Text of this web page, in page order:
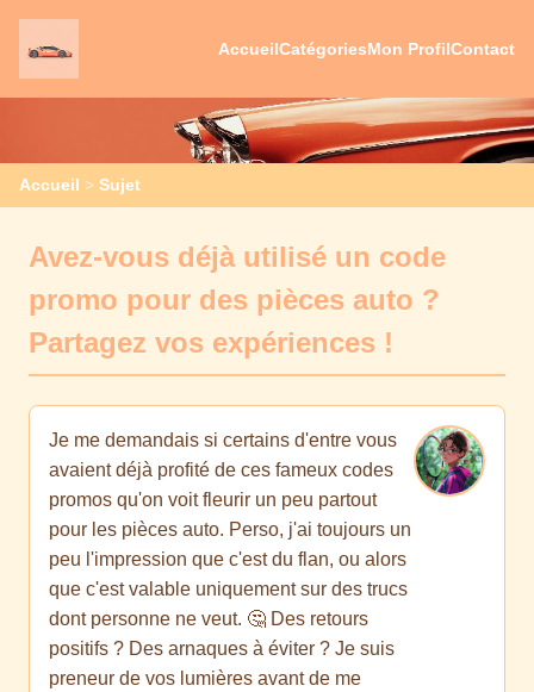
AccueilCatégoriesMon ProfilContact
Accueil > Sujet
Avez-vous déjà utilisé un code
promo pour des pièces auto ?
Partagez vos expériences !
Je me demandais si certains d'entre vous
avaient déjà profité de ces fameux codes
promos qu'on voit fleurir un peu partout
pour les pièces auto. Perso, j'ai toujours un
peu l'impression que c'est du flan, ou alors
que c'est valable uniquement sur des trucs
dont personne ne veut. 🤔 Des retours
positifs ? Des arnaques à éviter ? Je suis
preneur de vos lumières avant de me